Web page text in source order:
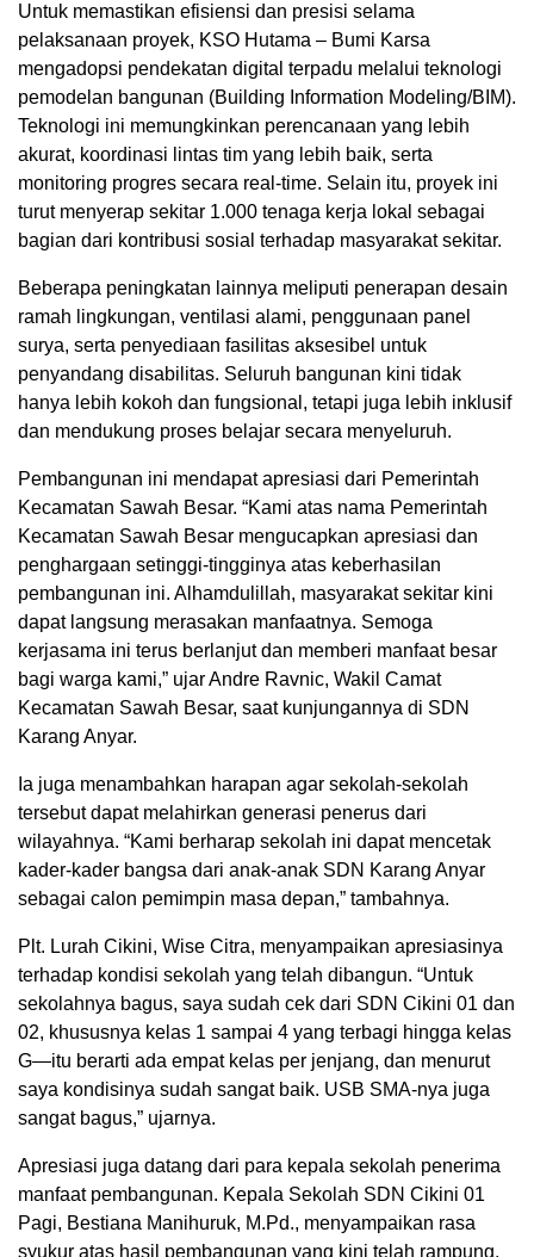
Untuk memastikan efisiensi dan presisi selama
pelaksanaan proyek, KSO Hutama – Bumi Karsa
mengadopsi pendekatan digital terpadu melalui teknologi
pemodelan bangunan (Building Information Modeling/BIM).
Teknologi ini memungkinkan perencanaan yang lebih
akurat, koordinasi lintas tim yang lebih baik, serta
monitoring progres secara real-time. Selain itu, proyek ini
turut menyerap sekitar 1.000 tenaga kerja lokal sebagai
bagian dari kontribusi sosial terhadap masyarakat sekitar.
Beberapa peningkatan lainnya meliputi penerapan desain
ramah lingkungan, ventilasi alami, penggunaan panel
surya, serta penyediaan fasilitas aksesibel untuk
penyandang disabilitas. Seluruh bangunan kini tidak
hanya lebih kokoh dan fungsional, tetapi juga lebih inklusif
dan mendukung proses belajar secara menyeluruh.
Pembangunan ini mendapat apresiasi dari Pemerintah
Kecamatan Sawah Besar. “Kami atas nama Pemerintah
Kecamatan Sawah Besar mengucapkan apresiasi dan
penghargaan setinggi-tingginya atas keberhasilan
pembangunan ini. Alhamdulillah, masyarakat sekitar kini
dapat langsung merasakan manfaatnya. Semoga
kerjasama ini terus berlanjut dan memberi manfaat besar
bagi warga kami,” ujar Andre Ravnic, Wakil Camat
Kecamatan Sawah Besar, saat kunjungannya di SDN
Karang Anyar.
Ia juga menambahkan harapan agar sekolah-sekolah
tersebut dapat melahirkan generasi penerus dari
wilayahnya. “Kami berharap sekolah ini dapat mencetak
kader-kader bangsa dari anak-anak SDN Karang Anyar
sebagai calon pemimpin masa depan,” tambahnya.
Plt. Lurah Cikini, Wise Citra, menyampaikan apresiasinya
terhadap kondisi sekolah yang telah dibangun. “Untuk
sekolahnya bagus, saya sudah cek dari SDN Cikini 01 dan
02, khususnya kelas 1 sampai 4 yang terbagi hingga kelas
G—itu berarti ada empat kelas per jenjang, dan menurut
saya kondisinya sudah sangat baik. USB SMA-nya juga
sangat bagus,” ujarnya.
Apresiasi juga datang dari para kepala sekolah penerima
manfaat pembangunan. Kepala Sekolah SDN Cikini 01
Pagi, Bestiana Manihuruk, M.Pd., menyampaikan rasa
syukur atas hasil pembangunan yang kini telah rampung.